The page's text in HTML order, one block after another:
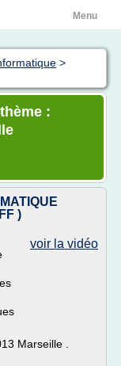
Menu
>
:
)
voir la vidéo
Marseille .